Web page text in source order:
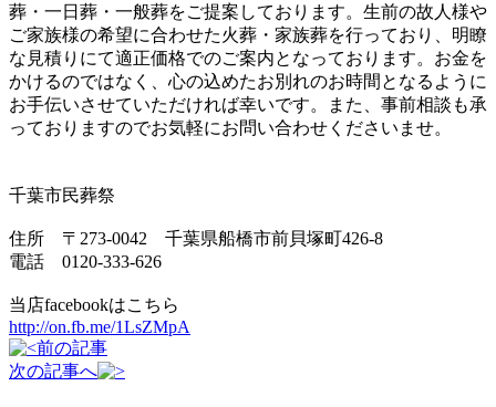
葬・一日葬・一般葬をご提案しております。生前の故人様や
ご家族様の希望に合わせた火葬・家族葬を行っており、明瞭
な見積りにて適正価格でのご案内となっております。お金を
かけるのではなく、心の込めたお別れのお時間となるように
お手伝いさせていただければ幸いです。また、事前相談も承
っておりますのでお気軽にお問い合わせくださいませ。
千葉市民葬祭
住所 〒273-0042 千葉県船橋市前貝塚町426-8
電話 0120-333-626
当店facebookはこちら
http://on.fb.me/1LsZMpA
前の記事
次の記事へ